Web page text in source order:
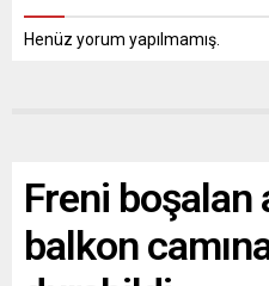
Henüz yorum yapılmamış.
Freni boşalan
balkon